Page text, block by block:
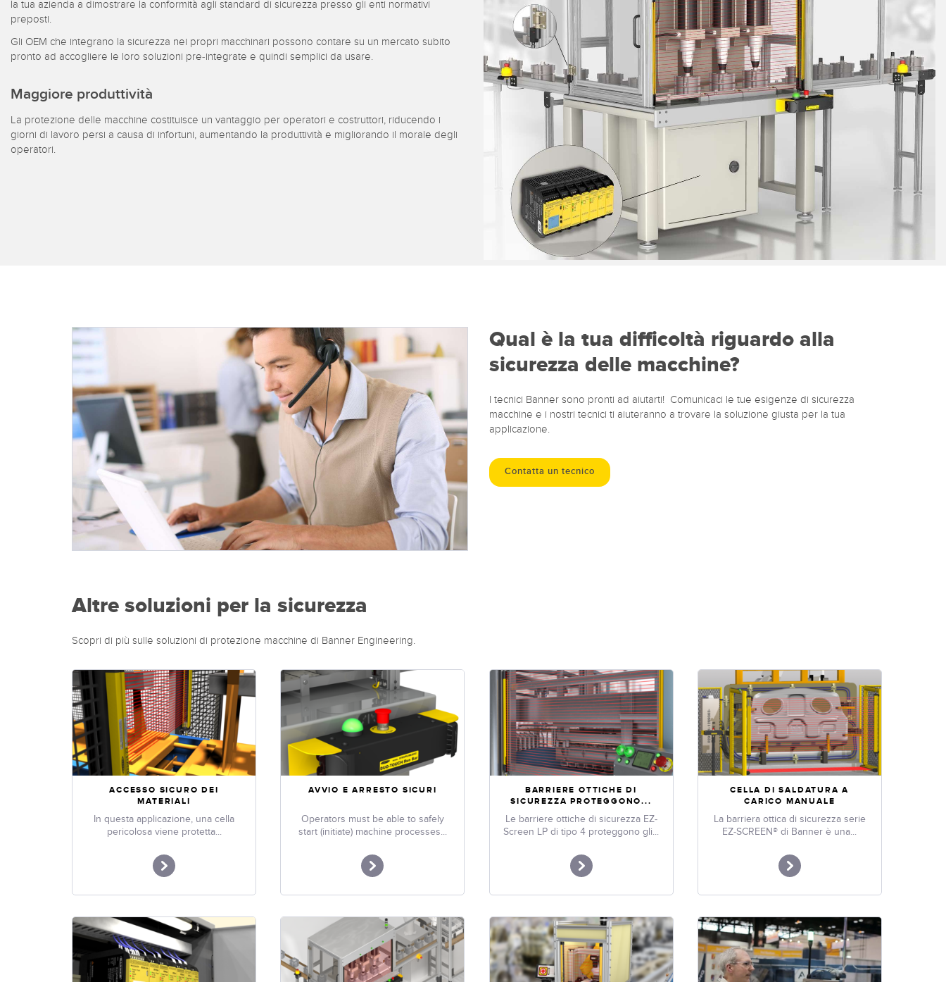
la tua azienda a dimostrare la conformità agli standard di sicurezza presso gli enti normativi
preposti.
Gli OEM che integrano la sicurezza nei propri macchinari possono contare su un mercato subito
pronto ad accogliere le loro soluzioni pre-integrate e quindi semplici da usare.
Maggiore produttività
La protezione delle macchine costituisce un vantaggio per operatori e costruttori, riducendo i
giorni di lavoro persi a causa di infortuni, aumentando la produttività e migliorando il morale degli
operatori.
Qual è la tua difficoltà riguardo alla
sicurezza delle macchine?
I tecnici Banner sono pronti ad aiutarti! Comunicaci le tue esigenze di sicurezza
macchine e i nostri tecnici ti aiuteranno a trovare la soluzione giusta per la tua
applicazione.
Contatta un tecnico
Altre soluzioni per la sicurezza
Scopri di più sulle soluzioni di protezione macchine di Banner Engineering.
ACCESSO SICURO DEI
MATERIALI
In questa applicazione, una cella
pericolosa viene protetta...
AVVIO E ARRESTO SICURI
Operators must be able to safely
start (initiate) machine processes...
BARRIERE OTTICHE DI
SICUREZZA PROTEGGONO...
Le barriere ottiche di sicurezza EZ-
Screen LP di tipo 4 proteggono gli...
CELLA DI SALDATURA A
CARICO MANUALE
La barriera ottica di sicurezza serie
EZ-SCREEN® di Banner è una...